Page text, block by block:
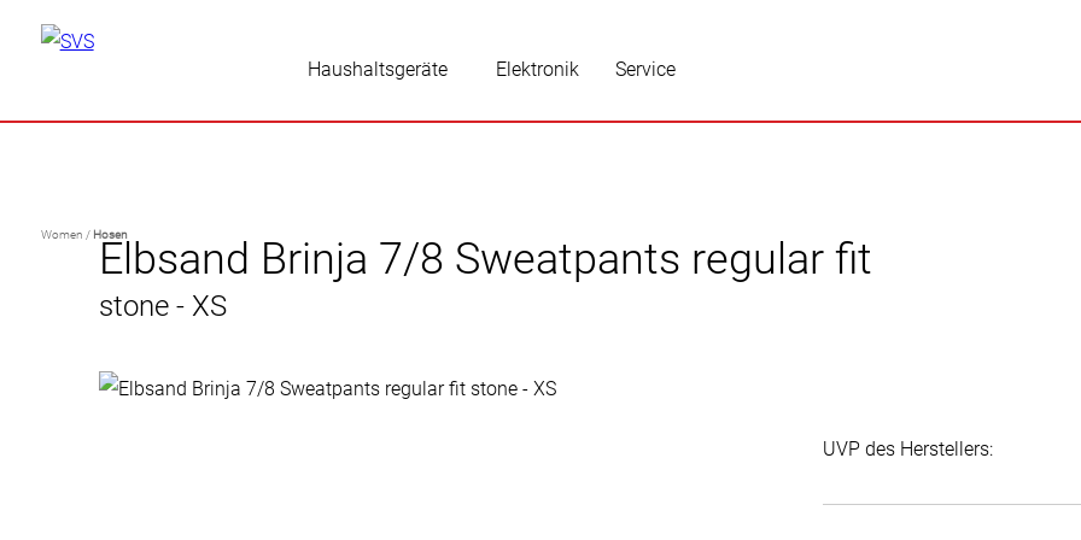
Haushaltsgeräte Elektronik Service
Women / Hosen
Elbsand Brinja 7/8 Sweatpants regular fit
stone - XS
UVP des Herstellers: